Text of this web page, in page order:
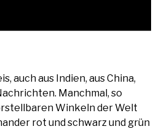
aus Indi­en, aus Chi­na,
Manch­mal, so
Win­keln der Welt
rot und schwarz und grün